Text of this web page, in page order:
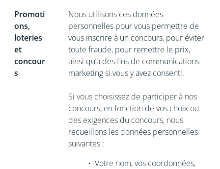
Promoti
ons,
loteries
et
concour
s
Nous utilisons ces données
personnelles pour vous permettre de
vous inscrire à un concours, pour éviter
toute fraude, pour remettre le prix,
ainsi qu’à des fins de communications
marketing si vous y avez consenti.
Si vous choisissez de participer à nos
concours, en fonction de vos choix ou
des exigences du concours, nous
recueillons les données personnelles
suivantes :
• Votre nom, vos coordonnées,